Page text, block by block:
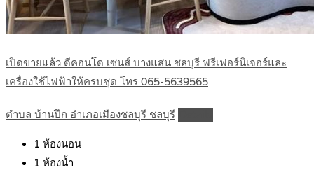
เปิดขายแล้ว ดีคอนโด เซนส์ บางแสน ชลบุรี ฟรีเฟอร์นิเจอร์และ
เครื่องใช้ไฟฟ้าให้ครบชุด โทร 065-5639565
ตำบล บ้านปึก อำเภอเมืองชลบุรี ชลบุรี
1 ห้องนอน
1 ห้องน้ำ